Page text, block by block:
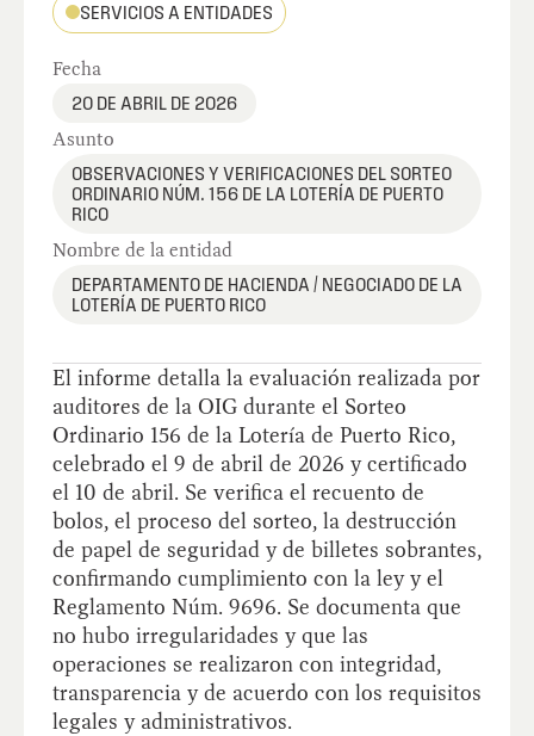
SERVICIOS A ENTIDADES
Fecha
20 DE ABRIL DE 2026
Asunto
OBSERVACIONES Y VERIFICACIONES DEL SORTEO
ORDINARIO NÚM. 156 DE LA LOTERÍA DE PUERTO
RICO
Nombre de la entidad
DEPARTAMENTO DE HACIENDA / NEGOCIADO DE LA
LOTERÍA DE PUERTO RICO
El informe detalla la evaluación realizada por
auditores de la OIG durante el Sorteo
Ordinario 156 de la Lotería de Puerto Rico,
celebrado el 9 de abril de 2026 y certificado
el 10 de abril. Se verifica el recuento de
bolos, el proceso del sorteo, la destrucción
de papel de seguridad y de billetes sobrantes,
confirmando cumplimiento con la ley y el
Reglamento Núm. 9696. Se documenta que
no hubo irregularidades y que las
operaciones se realizaron con integridad,
transparencia y de acuerdo con los requisitos
legales y administrativos.